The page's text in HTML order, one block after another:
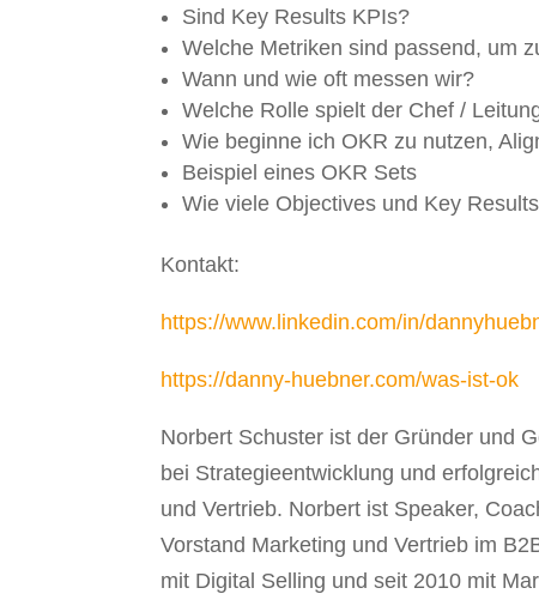
Sind Key Results KPIs?
Welche Metriken sind passend, um
Wann und wie oft messen wir?
Welche Rolle spielt der Chef /
Wie beginne ich OKR zu nutzen,
Beispiel eines OKR Sets
Wie viele Objectives und Key
Kontakt:
https://www.linkedin.com/in/
https://danny-huebner.com/was-ist-ok
Norbert Schuster ist der Gründer und
bei Strategieentwicklung und
und Vertrieb. Norbert ist Speaker,
Vorstand Marketing und Vertrieb im
mit Digital Selling und seit 2010 mit